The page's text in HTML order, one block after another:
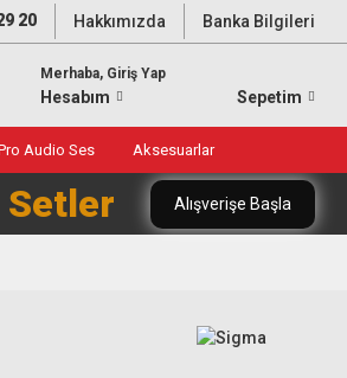
20 Hakkımızda Banka Bilgileri
Merhaba, Giriş Yap
Hesabım Sepetim
Audio Ses Aksesuarlar
Setler Alışverişe Başla